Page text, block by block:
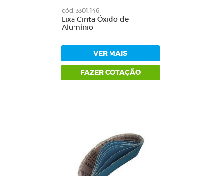
cód: 3301.146
Lixa Cinta Óxido de
Alumínio
VER MAIS
FAZER COTAÇÃO